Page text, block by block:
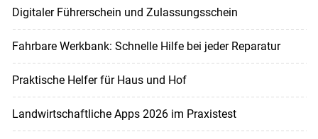
Digitaler Führerschein und Zulassungsschein
Fahrbare Werkbank: Schnelle Hilfe bei jeder Reparatur
Praktische Helfer für Haus und Hof
Landwirtschaftliche Apps 2026 im Praxistest